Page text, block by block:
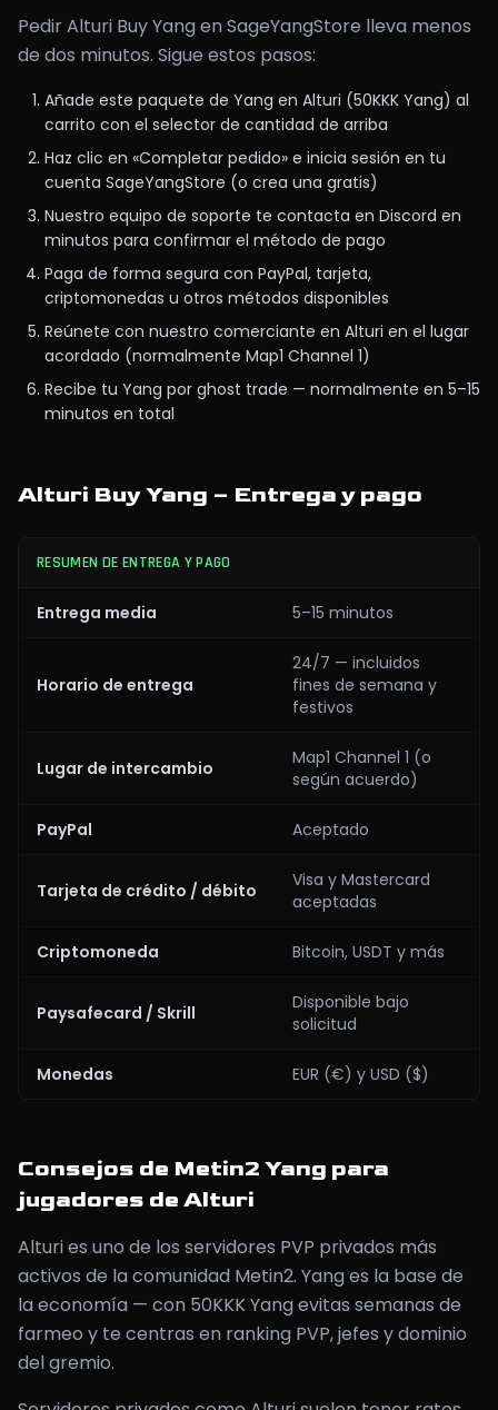
Pedir Alturi Buy Yang en SageYangStore lleva menos
de dos minutos. Sigue estos pasos:
Añade este paquete de Yang en Alturi (50KKK Yang) al
carrito con el selector de cantidad de arriba
Haz clic en «Completar pedido» e inicia sesión en tu
cuenta SageYangStore (o crea una gratis)
Nuestro equipo de soporte te contacta en Discord en
minutos para confirmar el método de pago
Paga de forma segura con PayPal, tarjeta,
criptomonedas u otros métodos disponibles
Reúnete con nuestro comerciante en Alturi en el lugar
acordado (normalmente Map1 Channel 1)
Recibe tu Yang por ghost trade — normalmente en 5–15
minutos en total
Alturi Buy Yang – Entrega y pago
RESUMEN DE ENTREGA Y PAGO
Entrega media 5–15 minutos
Horario de entrega
24/7 — incluidos
fines de semana y
festivos
Lugar de intercambio
Map1 Channel 1 (o
según acuerdo)
PayPal Aceptado
Tarjeta de crédito / débito
Visa y Mastercard
aceptadas
Criptomoneda Bitcoin, USDT y más
Paysafecard / Skrill
Disponible bajo
solicitud
Monedas EUR (€) y USD ($)
Consejos de Metin2 Yang para
jugadores de Alturi
Alturi es uno de los servidores PVP privados más
activos de la comunidad Metin2. Yang es la base de
la economía — con 50KKK Yang evitas semanas de
farmeo y te centras en ranking PVP, jefes y dominio
del gremio.